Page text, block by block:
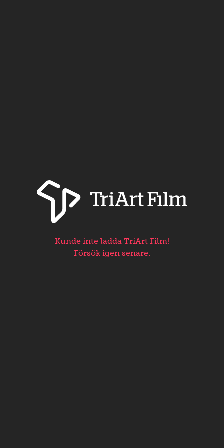
Kunde inte ladda TriArt Film!
Försök igen senare.